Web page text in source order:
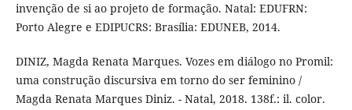
invenção de si ao projeto de formação. Natal: EDUFRN:
Porto Alegre e EDIPUCRS: Brasília: EDUNEB, 2014.
DINIZ, Magda Renata Marques. Vozes em diálogo no Promil:
uma construção discursiva em torno do ser feminino /
Magda Renata Marques Diniz. - Natal, 2018. 138f.: il. color.